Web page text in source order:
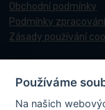
Obchodní podmínky
Podmínky
Zásady používání
©
Používáme
Na našich